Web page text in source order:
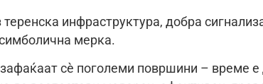
инфраструктура, добра
симболична мерка.
сè поголеми површини – време